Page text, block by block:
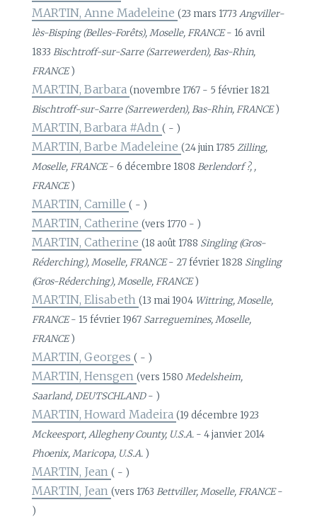
MARTIN, Anne Madeleine(23 mars 1773Angviller-
lès-Bisping (Belles-Forêts), Moselle, FRANCE- 16 avril
1833Bischtroff-sur-Sarre (Sarrewerden), Bas-Rhin,
FRANCE)
MARTIN, Barbara(novembre 1767 - 5 février 1821
Bischtroff-sur-Sarre (Sarrewerden), Bas-Rhin, FRANCE)
MARTIN, Barbara #Adn( - )
MARTIN, Barbe Madeleine(24 juin 1785Zilling,
Moselle, FRANCE- 6 décembre 1808Berlendorf ?, ,
FRANCE)
MARTIN, Camille( - )
MARTIN, Catherine(vers 1770 - )
MARTIN, Catherine(18 août 1788 Singling (Gros-
Réderching), Moselle, FRANCE- 27 février 1828 Singling
(Gros-Réderching), Moselle, FRANCE)
MARTIN, Elisabeth(13 mai 1904 Wittring, Moselle,
FRANCE- 15 février 1967 Sarreguemines, Moselle,
FRANCE)
MARTIN, Georges( - )
MARTIN, Hensgen(vers 1580Medelsheim,
Saarland, DEUTSCHLAND- )
MARTIN, Howard Madeira(19 décembre 1923
Mckeesport, Allegheny County, U.S.A. - 4 janvier 2014
Phoenix, Maricopa, U.S.A. )
MARTIN, Jean( - )
MARTIN, Jean(vers 1763Bettviller, Moselle, FRANCE-
)